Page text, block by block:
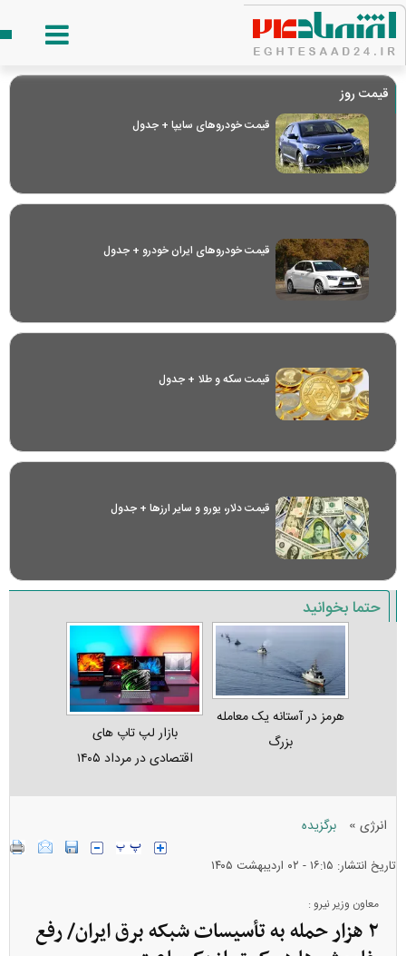
قیمت روز
قیمت خودرو‌های سایپا + جدول
قیمت خودرو‌های ایران خودرو + جدول
قیمت سکه و طلا + جدول
قیمت دلار، یورو و سایر ارز‌ها + جدول
حتما بخوانید
هرمز در آستانه یک معامله
بزرگ
بازار لپ‌ تاپ‌ های
اقتصادی در مرداد ۱۴۰۵
انرژی » برگزیده
تاریخ انتشار: ۱۶:۱۵ - ۰۲ ارديبهشت ۱۴۰۵
معاون وزیر نیرو :
۲ هزار حمله به تأسیسات شبکه برق ایران/ رفع